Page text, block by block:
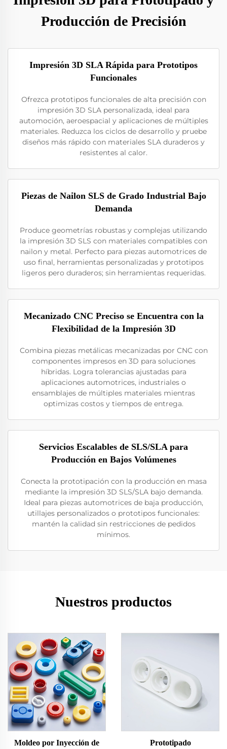
Producción de Precisión
Impresión 3D SLA Rápida para Prototipos
Funcionales
Ofrezca prototipos funcionales de alta precisión con
impresión 3D SLA personalizada, ideal para
automoción, aeroespacial y aplicaciones de múltiples
materiales. Reduzca los ciclos de desarrollo y pruebe
diseños más rápido con materiales SLA duraderos y
resistentes al calor.
Piezas de Nailon SLS de Grado Industrial Bajo
Demanda
Produce geometrías robustas y complejas utilizando
la impresión 3D SLS con materiales compatibles con
nailon y metal. Perfecto para piezas automotrices de
uso final, herramientas personalizadas y prototipos
ligeros pero duraderos; sin herramientas requeridas.
Mecanizado CNC Preciso se Encuentra con la
Flexibilidad de la Impresión 3D
Combina piezas metálicas mecanizadas por CNC con
componentes impresos en 3D para soluciones
híbridas. Logra tolerancias ajustadas para
aplicaciones automotrices, industriales o
ensamblajes de múltiples materiales mientras
optimizas costos y tiempos de entrega.
Servicios Escalables de SLS/SLA para
Producción en Bajos Volúmenes
Conecta la prototipación con la producción en masa
mediante la impresión 3D SLS/SLA bajo demanda.
Ideal para piezas automotrices de baja producción,
utillajes personalizados o prototipos funcionales:
mantén la calidad sin restricciones de pedidos
mínimos.
Nuestros productos
Moldeo por Inyección de
Prototipado